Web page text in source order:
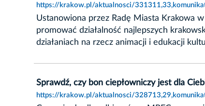
https://krakow.pl/aktualnosci/
Ustanowiona przez Radę Miasta Krakowa
promować działalność najlepszych
działaniach na rzecz animacji i edukacji
Sprawdź, czy bon ciepłowniczy jest dla
https://krakow.pl/aktualnosci/